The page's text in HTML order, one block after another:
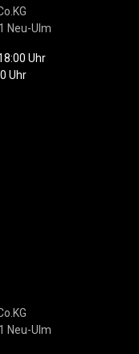
Neu-Ulm
Uhr
Uhr
Neu-Ulm